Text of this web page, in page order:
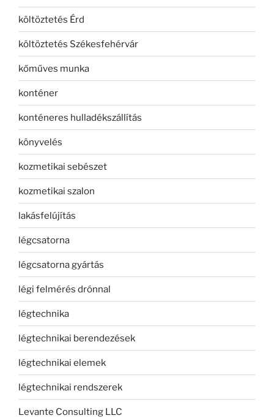
költöztetés Érd
költöztetés Székesfehérvár
kőműves munka
konténer
konténeres hulladékszállítás
könyvelés
kozmetikai sebészet
kozmetikai szalon
lakásfelújítás
légcsatorna
légcsatorna gyártás
légi felmérés drónnal
légtechnika
légtechnikai berendezések
légtechnikai elemek
légtechnikai rendszerek
Levante Consulting LLC